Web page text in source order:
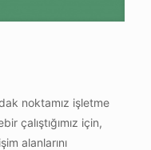
noktamız işletme
çalıştığımız için,
alanlarını